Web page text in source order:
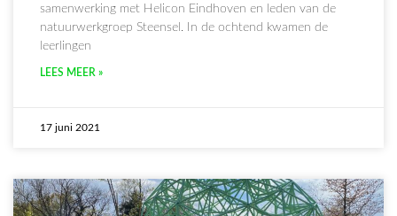
samenwerking met Helicon Eindhoven en leden van de
natuurwerkgroep Steensel. In de ochtend kwamen de
leerlingen
LEES MEER »
17 juni 2021